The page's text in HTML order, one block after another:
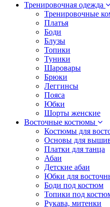
Тренировочная одежда
Тренировочные
Платья
Боди
Блузы
Топики
Туники
Шаровары
Брюки
Леггинсы
Пояса
Юбки
Шорты женские
Восточные костюмы
Костюмы для
Основы для
Платки для танца
Абаи
Детские абаи
Юбки для
Боди под костюм
Топики под
Рукава, митенки